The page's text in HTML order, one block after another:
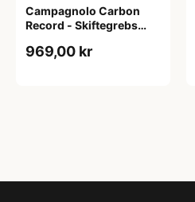
Campagnolo Carbon
Record - Skiftegrebs
side - uden bremsegreb
969,00 kr